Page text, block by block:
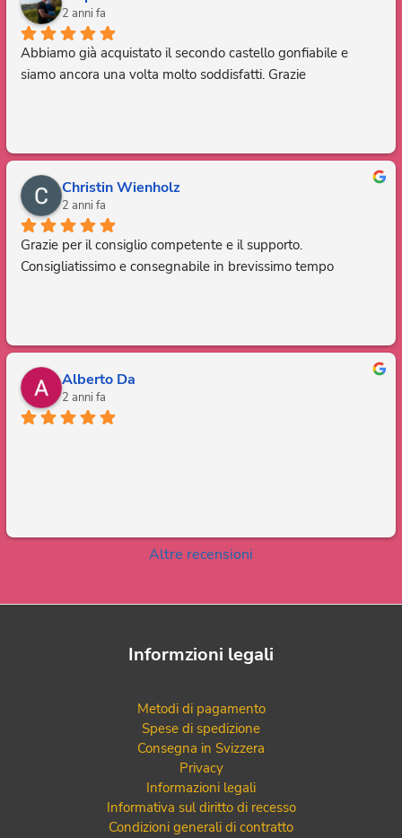
2 anni fa
Abbiamo già acquistato il secondo castello gonfiabile e
siamo ancora una volta molto soddisfatti. Grazie
Christin Wienholz
2 anni fa
Grazie per il consiglio competente e il supporto.
Consigliatissimo e consegnabile in brevissimo tempo
Alberto Da
2 anni fa
Altre recensioni
Informzioni legali
Metodi di pagamento
Spese di spedizione
Consegna in Svizzera
Privacy
Informazioni legali
Informativa sul diritto di recesso
Condizioni generali di contratto